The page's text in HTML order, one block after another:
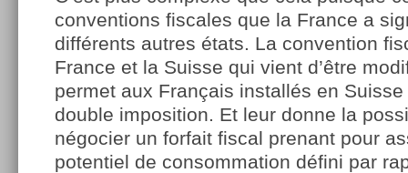
conventions fiscales que la France a
différents autres états. La convention
France et la Suisse qui vient d’être
permet aux Français installés en
double imposition. Et leur donne la
négocier un forfait fiscal prenant pour
potentiel de consommation défini par